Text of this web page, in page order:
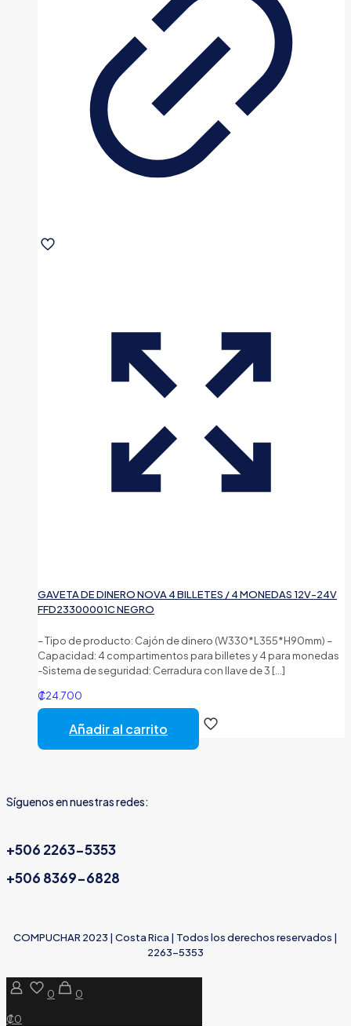
GAVETA DE DINERO NOVA 4 BILLETES / 4 MONEDAS 12V-24V
FFD23300001C NEGRO
– Tipo de producto: Cajón de dinero (W330*L355*H90mm) –
Capacidad: 4 compartimentos para billetes y 4 para monedas
-Sistema de seguridad: Cerradura con llave de 3 […]
₡24.700
Añadir al carrito
Síguenos en nuestras redes:
+506 2263-5353
+506 8369-6828
COMPUCHAR 2023 | Costa Rica | Todos los derechos reservados |
2263-5353
0
0
₡0